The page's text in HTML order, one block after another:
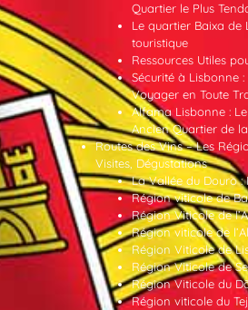
Quartier le Plus
Le quartier Baixa de
touristique
Ressources Utiles
Sécurité à Lisbonne
Voyager en Toute
Alfama Lisbonne :
Ancien Quartier de
Routes des Vins – Les
Visites, Dégustations
La Vallée du Douro :
Région viticole de
Région Viticole de
Région viticole de
Région Viticole de
Région Viticole de
Région Viticole du
Région viticole du